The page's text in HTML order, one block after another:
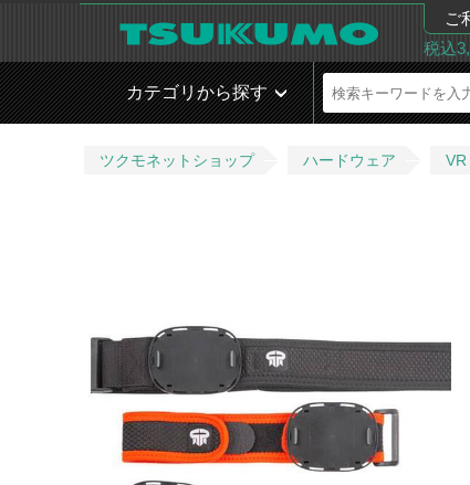
ご
税込
カテゴリから探す
ツクモネットショップ ハードウェア VR